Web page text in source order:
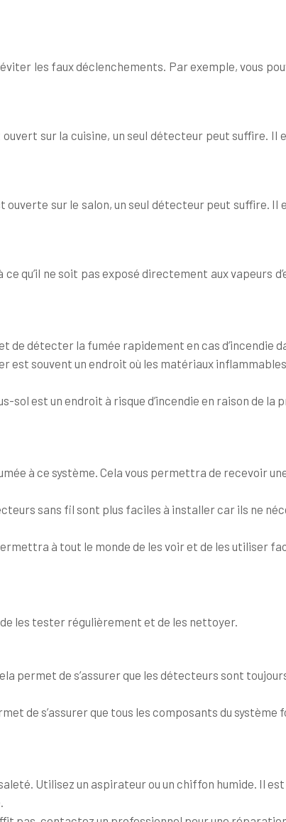
les faux déclenchements. Par exemple, vous
sur la cuisine, un seul détecteur peut suffire.
ouverte sur le salon, un seul détecteur peut suffire.
qu’il ne soit pas exposé directement aux vapeurs
détecter la fumée rapidement en cas d’incendie
est souvent un endroit où les matériaux
sol est un endroit à risque d’incendie en raison de la
à ce système. Cela vous permettra de recevoir
sans fil sont plus faciles à installer car ils ne
à tout le monde de les voir et de les utiliser
les tester régulièrement et de les nettoyer.
permet de s’assurer que les détecteurs sont
de s’assurer que tous les composants du système
Utilisez un aspirateur ou un chiffon humide. Il